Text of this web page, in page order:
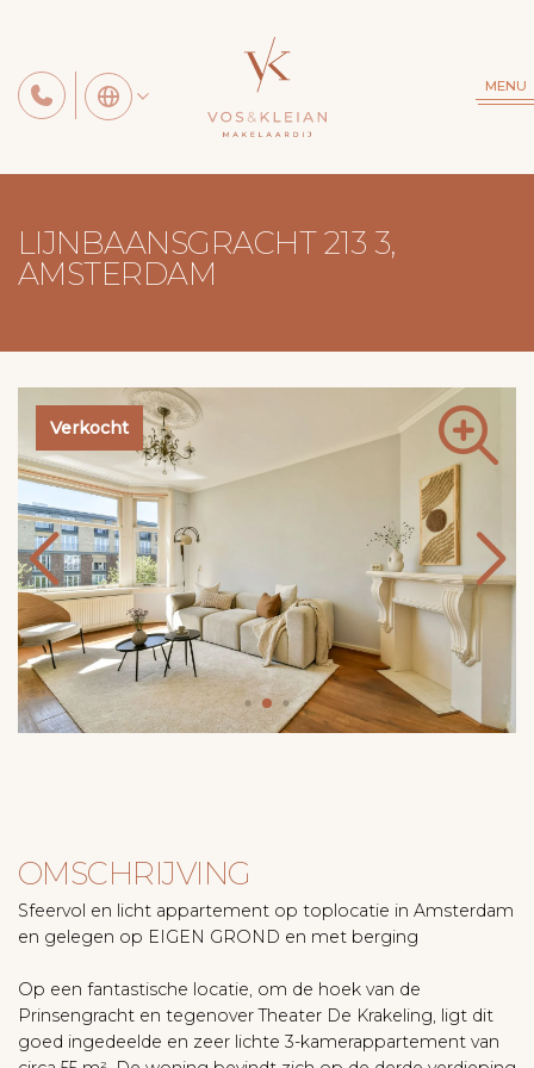
MENU
LIJNBAANSGRACHT 213 3,
AMSTERDAM
Verkocht
OMSCHRIJVING
Sfeervol en licht appartement op toplocatie in Amsterdam
en gelegen op EIGEN GROND en met berging
Op een fantastische locatie, om de hoek van de
Prinsengracht en tegenover Theater De Krakeling, ligt dit
goed ingedeelde en zeer lichte 3-kamerappartement van